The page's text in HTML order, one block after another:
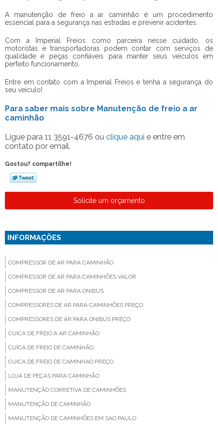
A manutenção de freio a ar caminhão é um procedimento
essencial para a segurança nas estradas e prevenir acidentes.
Com a Imperial Freios como parceira nesse cuidado, os
motoristas e transportadoras podem contar com serviços de
qualidade e peças confiáveis para manter seus veículos em
perfeito funcionamento.
Entre em contato com a Imperial Freios e tenha a segurança do
seu veículo!
Para saber mais sobre Manutenção de freio a ar
caminhão
Ligue para 11 3591-4676 ou clique aqui e entre em
contato por email.
Gostou? compartilhe!
Solicite um orçamento
INFORMAÇÕES
COMPRESSOR DE AR PARA CAMINHÃO
COMPRESSOR DE AR PARA CAMINHÕES VALOR
COMPRESSOR DE AR PARA ONIBUS
COMPRESSORES DE AR PARA CAMINHÕES PREÇO
COMPRESSORES DE AR PARA ONIBUS PREÇO
CUICA DE FREIO A AR CAMINHÃO
CUÍCA DE FREIO DE CAMINHÃO
CUICA DE FREIO DE CAMINHAO PREÇO
LOJA DE PEÇAS PARA CAMINHÃO
MANUTENÇÃO CORRETIVA DE CAMINHÕES
MANUTENÇÃO DE CAMINHÃO
MANUTENÇÃO DE CAMINHÕES EM SAO PAULO